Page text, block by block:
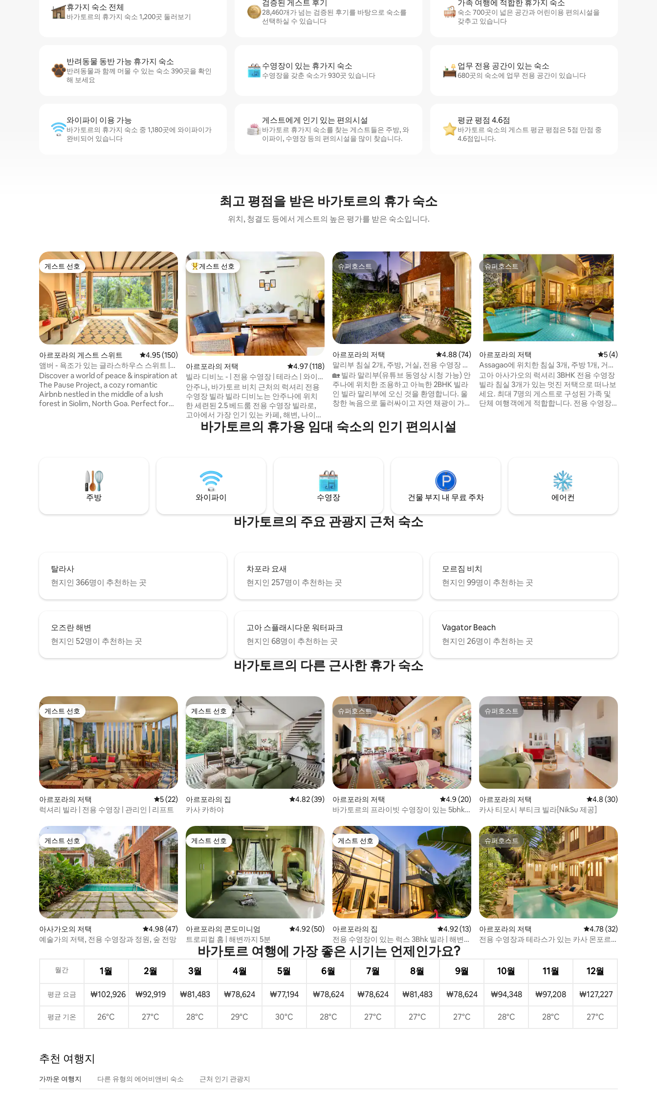
휴가지 숙소 전체
바가토르의 휴가지 숙소 1,200곳 둘러보기
검증된 게스트 후기
28,460개가 넘는 검증된 후기를 바탕으로 숙소를
선택하실 수 있습니다
가족 여행에 적합한 휴가지 숙소
숙소 700곳이 넓은 공간과 어린이용 편의시설을
갖추고 있습니다
반려동물 동반 가능 휴가지 숙소
반려동물과 함께 머물 수 있는 숙소 390곳을 확인
해 보세요
수영장이 있는 휴가지 숙소
수영장을 갖춘 숙소가 930곳 있습니다
업무 전용 공간이 있는 숙소
680곳의 숙소에 업무 전용 공간이 있습니다
와이파이 이용 가능
바가토르의 휴가지 숙소 중 1,180곳에 와이파이가
완비되어 있습니다
게스트에게 인기 있는 편의시설
바가토르 휴가지 숙소를 찾는 게스트들은 주방, 와
이파이, 수영장 등의 편의시설을 많이 찾습니다.
평균 평점 4.6점
바가토르 숙소의 게스트 평균 평점은 5점 만점 중
4.6점입니다.
최고 평점을 받은 바가토르의 휴가 숙소
위치, 청결도 등에서 게스트의 높은 평가를 받은 숙소입니다.
게스트 선호
게스트 선호
아르포라의 게스트 스위트 평점 4.95점(5점 만점), 후기 150개
4.95 (150)
앰버 - 욕조가 있는 글라스하우스 스위트 |
포즈 프로젝트
Discover a world of peace & inspiration at
The Pause Project, a cozy romantic
Airbnb nestled in the middle of a lush
forest in Siolim, North Goa. Perfect for
with Anjuna, Vagator, Assagao & Morjim,
Mandrem beaches 15-20 min away & 35
min from MOPA airport
상위 게스트 선호
게스트 선호
아르포라의 저택 평점 4.97점(5점 만점), 후기 118개
4.97 (118)
빌라 디비노 - | 전용 수영장 | 테라스 | 와이
파이 | 해변
안주나, 바가토르 비치 근처의 럭셔리 전용
수영장 빌라 빌라 디비노는 안주나에 위치
한 세련된 2.5 베드룸 전용 수영장 빌라로,
고아에서 가장 인기 있는 카페, 해변, 나이트
라이프에서 몇 분 거리에 있는 푸르른 녹색
벨트에 자리잡고 있습니다. 바가토르 해변
바가까지 차로 쉽게 갈 수 있는 이 밝은 저택
은 북고아에 위치한 전용 출입문이 있는 단
지에 위치해 있으며, 연중무휴 보안 서비스,
전용 플런지 풀, 언덕 전망을 즐길 수 있는 테
슈퍼호스트
슈퍼호스트
아르포라의 저택 평점 4.88점(5점 만점), 후기 74개
4.88 (74)
말리부 침실 2개, 주방, 거실, 전용 수영장 있
는 빌라|바가토르 해변까지 9분
🏡 빌라 말리부(유튜브 동영상 시청 가능) 안
주나에 위치한 조용하고 아늑한 2BHK 빌라
인 빌라 말리부에 오신 것을 환영합니다. 울
창한 녹음으로 둘러싸이고 자연 채광이 가
어와 산들바람을 느낄 수 있는 거실을 갖추
고 있습니다. 🎖️✨ 하이라이트: 안주나 - 바가
리 ✅ 마셜 스피커 ✅ 연중무휴 보안 ✅ 무료
하우스키핑 서비스 ✅ 전용 플런지 풀
슈퍼호스트
슈퍼호스트
아르포라의 저택 평점 5점(5점 만
5 (4)
Assagao에 위치한 침실 3개, 주방 1개, 거실
1개, 전용 수영장이 있는 빌라 | Sukham
Stays
고아 아사가오의 럭셔리 3BHK 전용 수영장
빌라 침실 3개가 있는 멋진 저택으로 떠나보
세요. 최대 7명의 게스트로 구성된 가족 및
단체 여행객에게 적합합니다. 전용 수영장,
페, 해변, 나이트라이프에 가깝습니다. 고급
스러움과 편안함이 완벽한 조화를 이룹니
바가토르의 휴가용 임대 숙소의 인기 편의시설
주방 와이파이 수영장 건물 부지 내 무료 주차 에어컨
바가토르의 주요 관광지 근처 숙소
탈라사
현지인 366명이 추천하는 곳
차포라 요새
현지인 257명이 추천하는 곳
모르짐 비치
현지인 99명이 추천하는 곳
오즈란 해변
현지인 52명이 추천하는 곳
고아 스플래시다운 워터파크
현지인 68명이 추천하는 곳
Vagator Beach
현지인 26명이 추천하는 곳
바가토르의 다른 근사한 휴가 숙소
게스트 선호
게스트 선호
아르포라의 저택 평점 5점(5점 만점), 후기 22개
5 (22)
럭셔리 빌라 | 전용 수영장 | 관리인 | 리프트
게스트 선호
게스트 선호
아르포라의 집 평점 4.82점(5점 만점), 후기 39개
4.82 (39)
카사 카하야
슈퍼호스트
슈퍼호스트
아르포라의 저택 평점 4.9점(5점 만점), 후기 20개
4.9 (20)
바가토르의 프라이빗 수영장이 있는 5bhk
슈퍼호스트
슈퍼호스트
아르포라의 저택 평점 4.8점(5점 만점),
4.8 (30)
카사 티모시 부티크 빌라[NikSu 제공]
게스트 선호
게스트 선호
아사가오의 저택 평점 4.98점(5점 만점), 후기 47개
4.98 (47)
예술가의 저택, 전용 수영장과 정원, 숲 전망
게스트 선호
게스트 선호
아르포라의 콘도미니엄 평점 4.92점(5점 만점), 후기 50개
4.92 (50)
트로피컬 홈 | 해변까지 5분
게스트 선호
게스트 선호
아르포라의 집 평점 4.92점(5점 만점), 후기 13개
4.92 (13)
전용 수영장이 있는 럭스 3Bhk 빌라 | 해변까
지 도보 거리
슈퍼호스트
슈퍼호스트
아르포라의 저택 평점 4.78점(5점 만점
4.78 (32)
전용 수영장과 테라스가 있는 카사 몬포르
바가토르 여행에 가장 좋은 시기는 언제인가요?
월간 1월 2월 3월 4월 5월 6월 7월 8월 9월 10월 11월 12월
평균 요금 ₩102,926 ₩92,919 ₩81,483 ₩78,624 ₩77,194 ₩78,624 ₩78,624 ₩81,483 ₩78,624 ₩94,348 ₩97,208 ₩127,227
평균 기온 26°C 27°C 28°C 29°C 30°C 28°C 27°C 27°C 27°C 28°C 28°C 27°C
추천 여행지
가까운 여행지 다른 유형의 에어비앤비 숙소 근처 인기 관광지